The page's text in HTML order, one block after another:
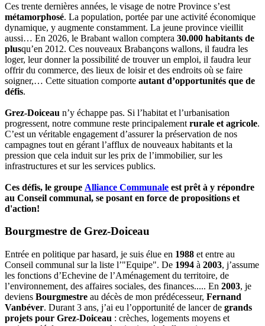
Ces trente dernières années, le visage de notre Province s’est
métamorphosé. La population, portée par une activité économique
dynamique, y augmente constamment. La jeune province vieillit
aussi… En 2026, le Brabant wallon comptera 30.000 habitants de
plusqu’en 2012. Ces nouveaux Brabançons wallons, il faudra les
loger, leur donner la possibilité de trouver un emploi, il faudra leur
offrir du commerce, des lieux de loisir et des endroits où se faire
soigner,… Cette situation comporte autant d’opportunités que de
défis.
Grez-Doiceau n’y échappe pas. Si l’habitat et l’urbanisation
progressent, notre commune reste principalement rurale et agricole.
C’est un véritable engagement d’assurer la préservation de nos
campagnes tout en gérant l’afflux de nouveaux habitants et la
pression que cela induit sur les prix de l’immobilier, sur les
infrastructures et sur les services publics.
Ces défis, le groupe Alliance Communale est prêt à y répondre
au Conseil communal, se posant en force de propositions et
d'action!
Bourgmestre de Grez-Doiceau
Entrée en politique par hasard, je suis élue en 1988 et entre au
Conseil communal sur la liste l’"Equipe". De 1994 à 2003, j’assume
les fonctions d’Echevine de l’Aménagement du territoire, de
l’environnement, des affaires sociales, des finances..... En 2003, je
deviens Bourgmestre au décès de mon prédécesseur, Fernand
Vanbéver. Durant 3 ans, j’ai eu l’opportunité de lancer de grands
projets pour Grez-Doiceau : crèches, logements moyens et